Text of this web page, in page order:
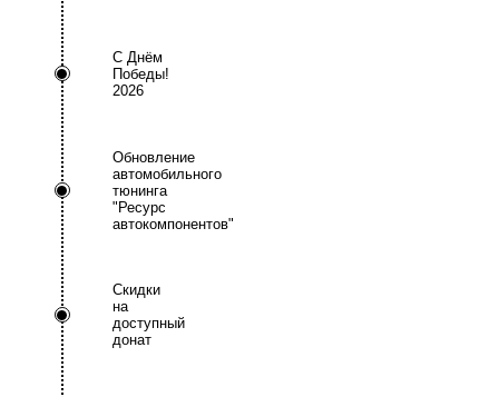
С Днём
Победы!
2026
Обновление
автомобильного
тюнинга
"Ресурс
автокомпонентов"
Скидки
на
доступный
донат